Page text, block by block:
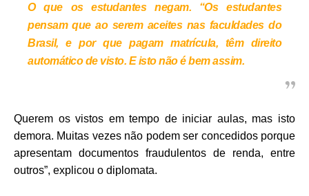
O que os estudantes negam. “Os estudantes
pensam que ao serem aceites nas faculdades do
Brasil, e por que pagam matrícula, têm direito
automático de visto. E isto não é bem assim.
Querem os vistos em tempo de iniciar aulas, mas isto
demora. Muitas vezes não podem ser concedidos porque
apresentam documentos fraudulentos de renda, entre
outros”, explicou o diplomata.